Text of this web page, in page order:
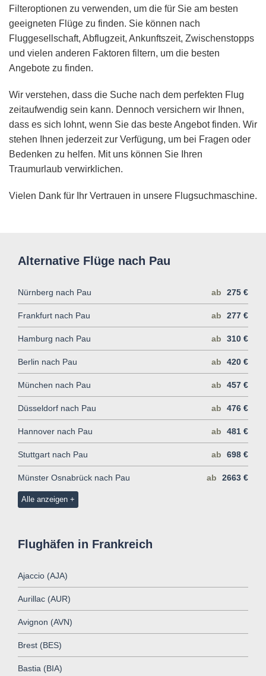
Filteroptionen zu verwenden, um die für Sie am besten
geeigneten Flüge zu finden. Sie können nach
Fluggesellschaft, Abflugzeit, Ankunftszeit, Zwischenstopps
und vielen anderen Faktoren filtern, um die besten
Angebote zu finden.
Wir verstehen, dass die Suche nach dem perfekten Flug
zeitaufwendig sein kann. Dennoch versichern wir Ihnen,
dass es sich lohnt, wenn Sie das beste Angebot finden. Wir
stehen Ihnen jederzeit zur Verfügung, um bei Fragen oder
Bedenken zu helfen. Mit uns können Sie Ihren
Traumurlaub verwirklichen.
Vielen Dank für Ihr Vertrauen in unsere Flugsuchmaschine.
Alternative Flüge nach Pau
Nürnberg nach Pau ab 275 €
Frankfurt nach Pau ab 277 €
Hamburg nach Pau ab 310 €
Berlin nach Pau ab 420 €
München nach Pau ab 457 €
Düsseldorf nach Pau ab 476 €
Hannover nach Pau ab 481 €
Stuttgart nach Pau ab 698 €
Münster Osnabrück nach Pau ab 2663 €
Alle anzeigen
Flughäfen in Frankreich
Ajaccio (AJA)
Aurillac (AUR)
Avignon (AVN)
Brest (BES)
Bastia (BIA)